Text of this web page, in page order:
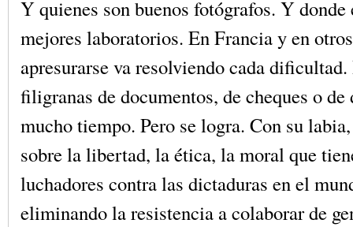
Y quienes son buenos fotógrafos. Y donde
mejores laboratorios. En Francia y en
apresurarse va resolviendo cada
filigranas de documentos, de cheques o
mucho tiempo. Pero se logra. Con su
sobre la libertad, la ética, la moral que
luchadores contra las dictaduras en el
eliminando la resistencia a colaborar de